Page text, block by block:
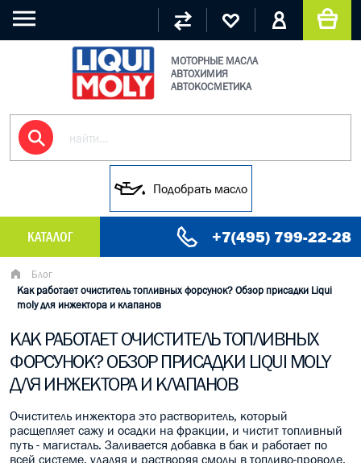
МОТОРНЫЕ МАСЛА
АВТОХИМИЯ
АВТОКОСМЕТИКА
Подобрать масло
КАТАЛОГ +7(495) 799-22-28
МАСЛО МОТОРНОЕ
ГРУЗОВЫЕ МАСЛА
ГИДРАВЛИЧЕСКИЕ МАСЛА
МАСЛО В КОРОБКУ
КОНСИСТЕНТНАЯ СМАЗКА
БОЧКИ МАСЛА
Блог
Как работает очиститель топливных форсунок? Обзор присадки Liqui
moly для инжектора и клапанов
КАК РАБОТАЕТ ОЧИСТИТЕЛЬ ТОПЛИВНЫХ
ФОРСУНОК? ОБЗОР ПРИСАДКИ LIQUI MOLY
ДЛЯ ИНЖЕКТОРА И КЛАПАНОВ
Очиститель инжектора это растворитель, который
расщепляет сажу и осадки на фракции, и чистит топливный
путь - магисталь. Заливается добавка в бак и работает по
всей системе, удаляя и растворяя смолы в топливо-проводе.